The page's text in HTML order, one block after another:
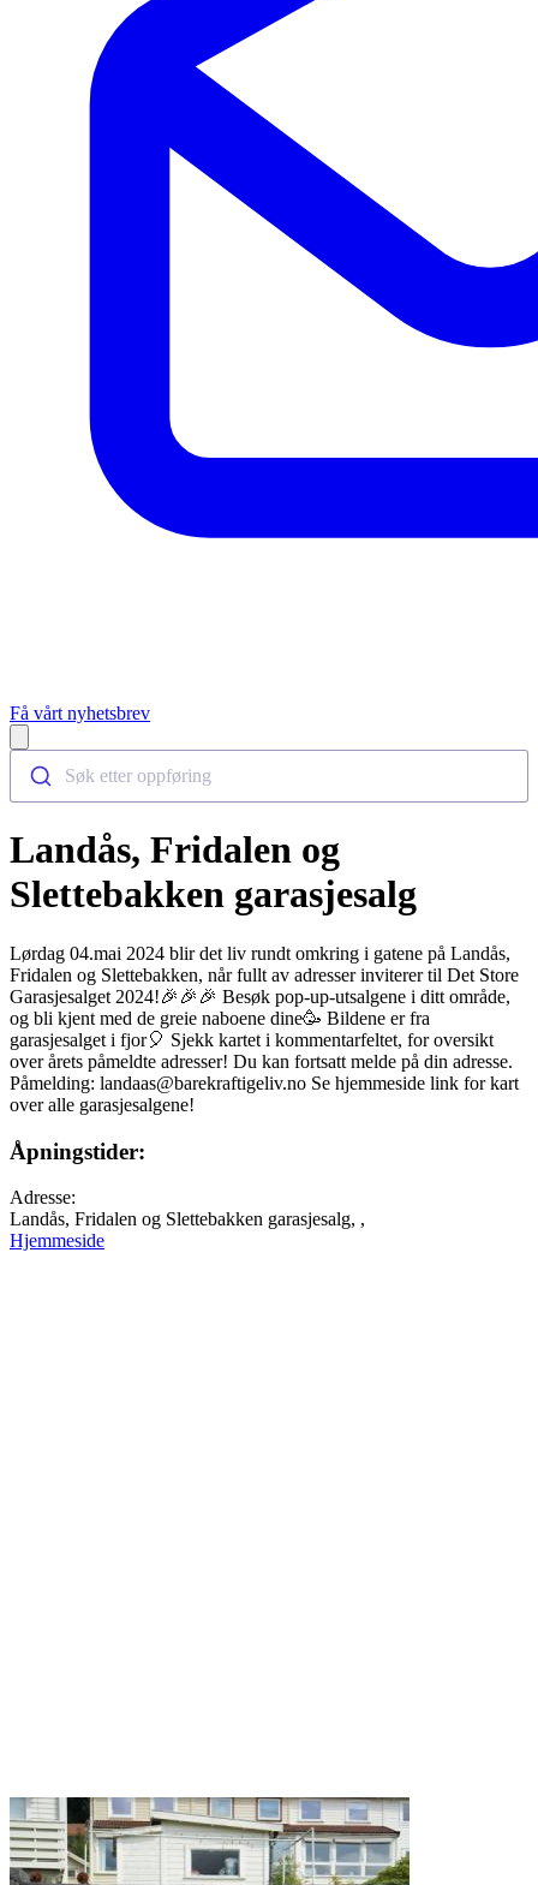
Få vårt nyhetsbrev
Søk etter oppføring
Landås, Fridalen og
Slettebakken garasjesalg
Lørdag 04.mai 2024 blir det liv rundt omkring i gatene på Landås,
Fridalen og Slettebakken, når fullt av adresser inviterer til Det Store
Garasjesalget 2024!🎉🎉🎉 Besøk pop-up-utsalgene i ditt område,
og bli kjent med de greie naboene dine🥳 Bildene er fra
garasjesalget i fjor🎈 Sjekk kartet i kommentarfeltet, for oversikt
over årets påmeldte adresser! Du kan fortsatt melde på din adresse.
Påmelding: landaas@barekraftigeliv.no Se hjemmeside link for kart
over alle garasjesalgene!
Åpningstider:
Adresse:
Landås, Fridalen og Slettebakken garasjesalg, ,
Hjemmeside